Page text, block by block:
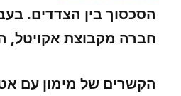
הסכסוך בין הצדדים.
חברה מקבוצת אקויטל,
הקשרים של מימון עם